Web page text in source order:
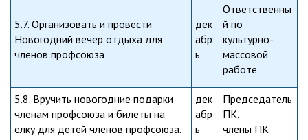
5.7. Организовать и провести
Новогодний вечер отдыха для
членов профсоюза
дек
абр
ь
Ответственны
й по
культурно-
массовой
работе
5.8. Вручить новогодние подарки
членам профсоюза и билеты на
елку для детей членов профсоюза.
дек
абр
ь
Председатель
ПК,
члены ПК